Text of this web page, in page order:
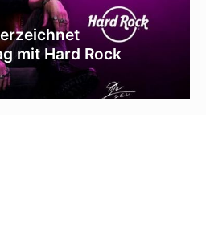
mit Hard Rock